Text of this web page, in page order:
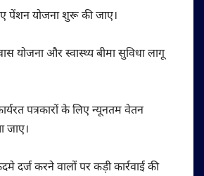
पेंशन योजना शुरू की जाए।
योजना और स्वास्थ्य बीमा सुविधा लागू
पत्रकारों के लिए न्यूनतम वेतन
जाए।
दर्ज करने वालों पर कड़ी कार्रवाई की